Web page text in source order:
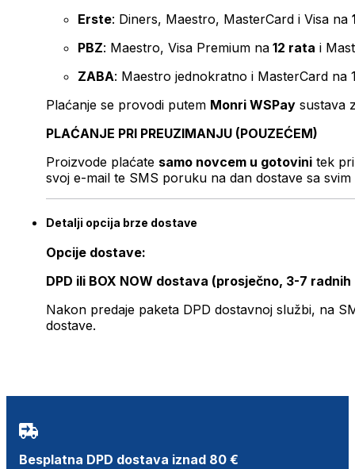
Erste: Diners, Maestro, MasterCard i Visa na
PBZ: Maestro, Visa Premium na 12 rata i
ZABA: Maestro jednokratno i MasterCard na
Plaćanje se provodi putem Monri WSPay sustava
PLAĆANJE PRI PREUZIMANJU (POUZEĆEM)
Proizvode plaćate samo novcem u gotovini tek
svoj e-mail te SMS poruku na dan dostave sa svim
Detalji opcija brze dostave
Opcije dostave:
DPD ili BOX NOW dostava (prosječno, 3-7 radnih
Nakon predaje paketa DPD dostavnoj službi, na
dostave.
Besplatna DPD dostava iznad 80 €